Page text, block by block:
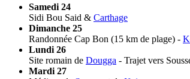
Samedi 24
Sidi Bou Said & Carthage
Dimanche 25
Randonnée Cap Bon (15 km de plage) -
Lundi 26
Site romain de Dougga - Trajet vers
Mardi 27